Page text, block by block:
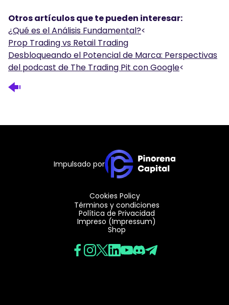
Otros artículos que te pueden interesar:
¿Qué es el Análisis Fundamental?<
Prop Trading vs Retail Trading
Desbloqueando el Potencial de Marca: Perspectivas
del podcast de The Trading Pit con Google<
Impulsado por
Cookies Policy
Términos y condiciones
Política de Privacidad
Impreso (Impressum)
Shop